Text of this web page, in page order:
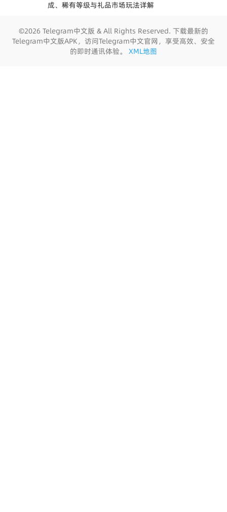
成、稀有等级与礼品市场玩法详解
©2026 Telegram中文版 & All Rights Reserved. 下载最新的
Telegram中文版APK，访问Telegram中文官网，享受高效、安全
的即时通讯体验。 XML地图